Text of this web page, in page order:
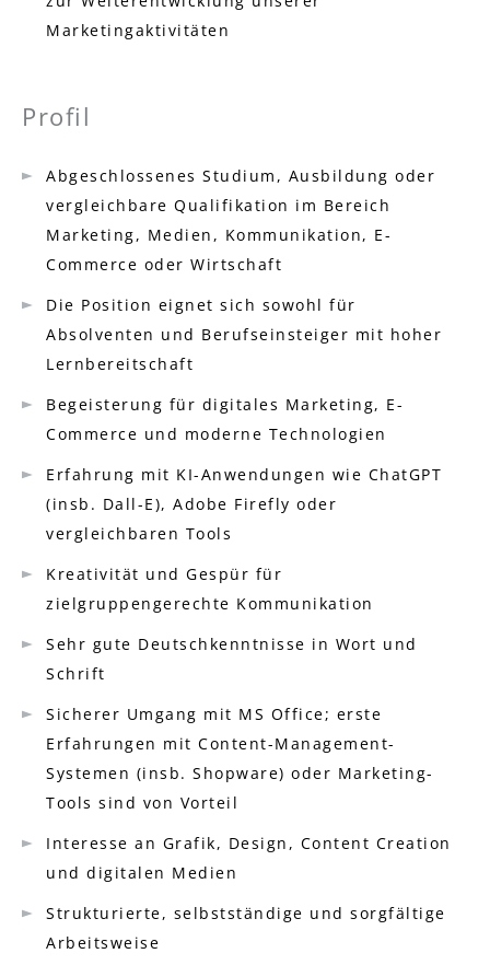
Marketingaktivitäten
Profil
Abgeschlossenes Studium, Ausbildung oder
vergleichbare Qualifikation im Bereich
Marketing, Medien, Kommunikation, E-
Commerce oder Wirtschaft
Die Position eignet sich sowohl für
Absolventen und Berufseinsteiger mit hoher
Lernbereitschaft
Begeisterung für digitales Marketing, E-
Commerce und moderne Technologien
Erfahrung mit KI-Anwendungen wie ChatGPT
(insb. Dall-E), Adobe Firefly oder
vergleichbaren Tools
Kreativität und Gespür für
zielgruppengerechte Kommunikation
Sehr gute Deutschkenntnisse in Wort und
Schrift
Sicherer Umgang mit MS Office; erste
Erfahrungen mit Content-Management-
Systemen (insb. Shopware) oder Marketing-
Tools sind von Vorteil
Interesse an Grafik, Design, Content Creation
und digitalen Medien
Strukturierte, selbstständige und sorgfältige
Arbeitsweise